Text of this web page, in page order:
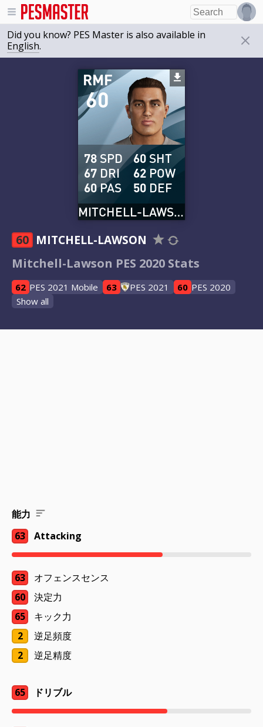
Did you know? PES Master is also available in
English.
60
RMF
MITCHELL-LAWSON
78 SPD
67 DRI
60PAS
60 SHT
62 POW
50 DEF
60 MITCHELL-LAWSON
Mitchell-Lawson PES 2020 Stats
62 PES 2021 Mobile 63 PES 2021 60 PES 2020
Show all
能力
63
Attacking
63
オフェンスセンス
60
決定力
65
キック力
2
逆足頻度
2
逆足精度
65 ドリブル